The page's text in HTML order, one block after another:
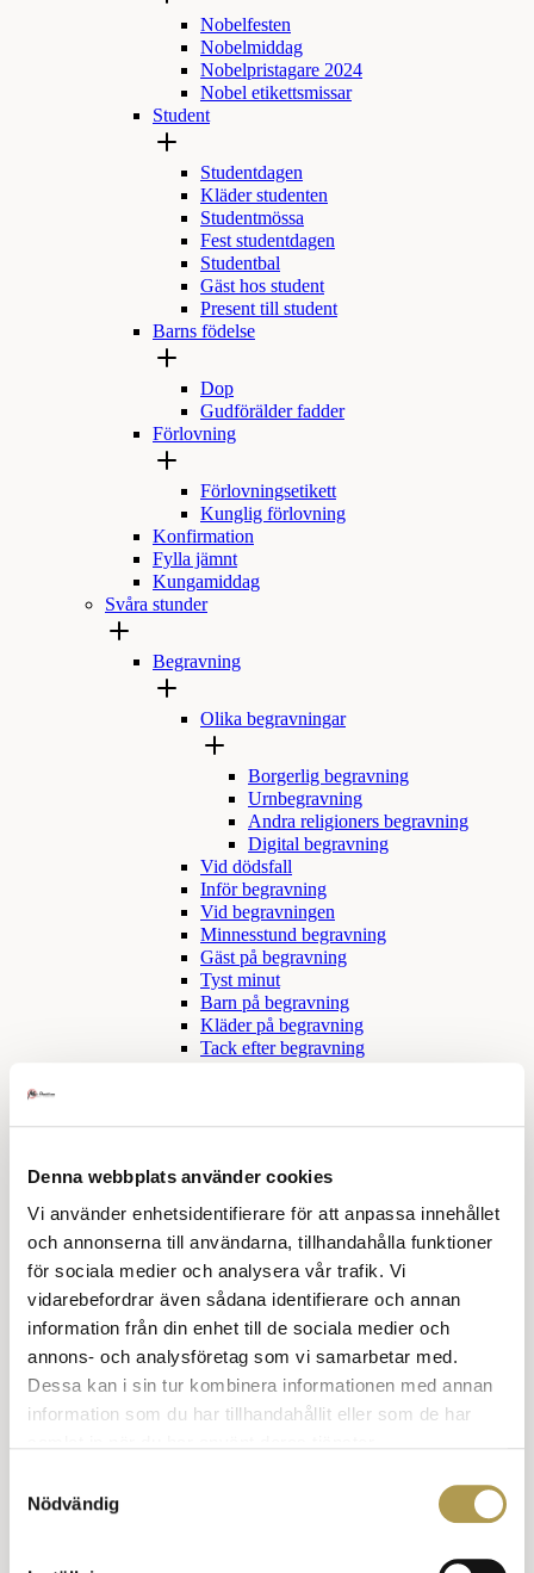
Denna webbplats använder cookies
Vi använder enhetsidentifierare för att anpassa innehållet
och annonserna till användarna, tillhandahålla funktioner
för sociala medier och analysera vår trafik. Vi
vidarebefordrar även sådana identifierare och annan
information från din enhet till de sociala medier och
annons- och analysföretag som vi samarbetar med.
Dessa kan i sin tur kombinera informationen med annan
information som du har tillhandahållit eller som de har
Nödvändig
Nobelfesten
Nobelmiddag
Nobelpristagare 2024
Nobel etikettsmissar
Student
Studentdagen
Kläder studenten
Studentmössa
Fest studentdagen
Studentbal
Gäst hos student
Present till student
Barns födelse
Dop
Gudförälder fadder
Förlovning
Förlovningsetikett
Kunglig förlovning
Konfirmation
Fylla jämnt
Kungamiddag
Svåra stunder
Begravning
Olika begravningar
Borgerlig begravning
Urnbegravning
Andra religioners begravning
Digital begravning
Vid dödsfall
Inför begravning
Vid begravningen
Minnesstund begravning
Gäst på begravning
Tyst minut
Barn på begravning
Kläder på begravning
Tack efter begravning
Högtidsdräkt och frack
Frack
Balklänning
Smoking och aftonklänning
Smoking för honom
Smoking eller aftonklänning
Mörk kostym och klänning